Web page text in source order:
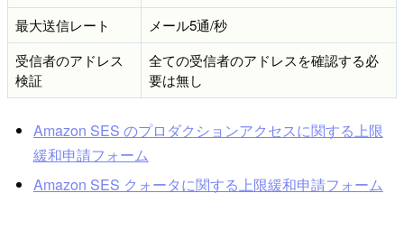
最大送信レート
メール5通/秒
受信者のアドレス
検証
全ての受信者のアドレスを確認する必
要は無し
Amazon SES のプロダクションアクセスに関する上限
緩和申請フォーム
Amazon SES クォータに関する上限緩和申請フォーム